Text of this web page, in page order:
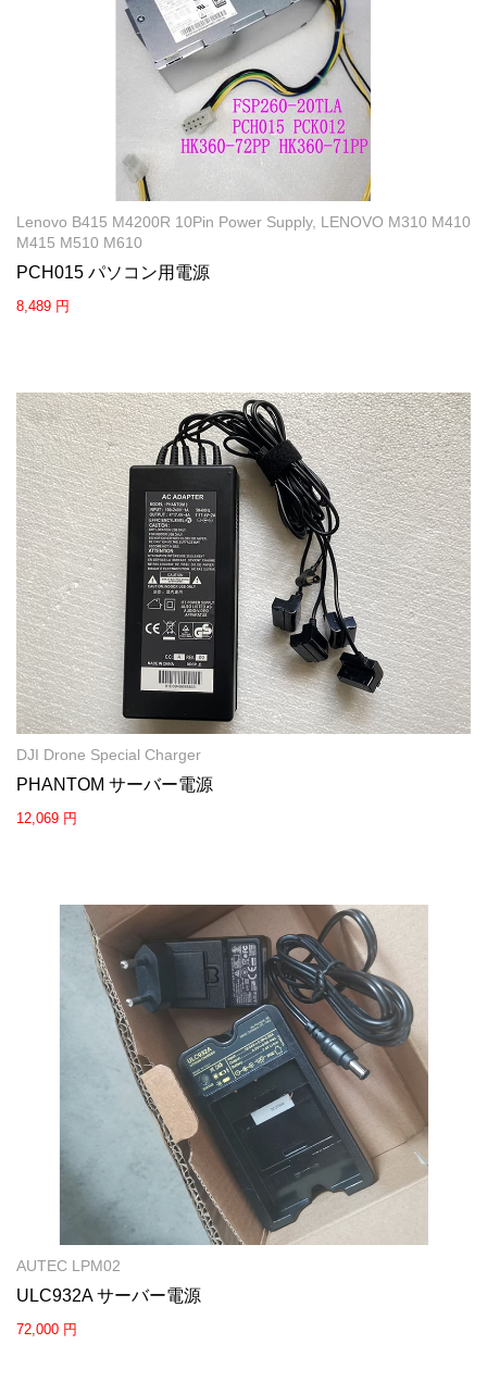
Lenovo B415 M4200R 10Pin Power Supply, LENOVO M310 M410
M415 M510 M610
PCH015 パソコン用電源
8,489 円
DJI Drone Special Charger
PHANTOM サーバー電源
12,069 円
AUTEC LPM02
ULC932A サーバー電源
72,000 円